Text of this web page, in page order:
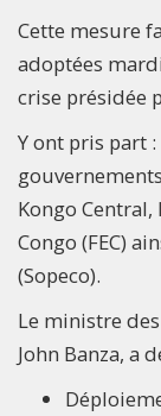
Cette mesure
adoptées
crise présidée
Y ont pris part
Kongo
Congo (FEC)
(Sopeco).
Le ministre
John Banza, a